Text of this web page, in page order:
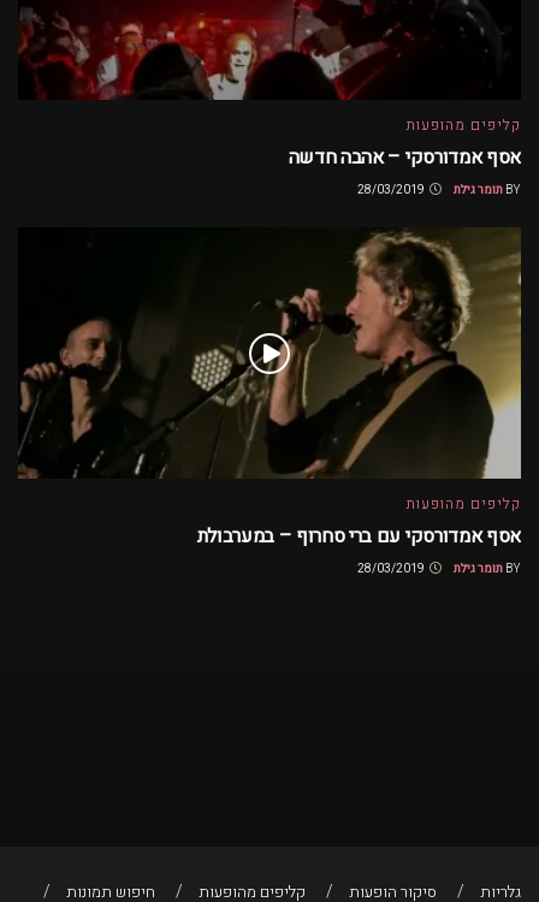
קליפים מהופעות
אסף אמדורסקי – אהבה חדשה
BY תומר גילת
קליפים מהופעות
אסף אמדורסקי עם ברי סחרוף – במערבולת
BY תומר גילת
גלריות סיקור הופעות קליפים מהופעות חיפוש תמונות